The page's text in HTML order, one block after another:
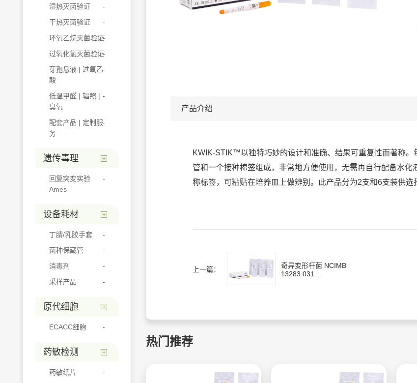
湿热灭菌验证
干热灭菌验证
环氧乙烷灭菌验证
过氧化氢灭菌验证
芽孢悬液 | 过氧乙
酸
低温甲醛 | 辐照 |
臭氧
配套产品 | 定制服
务
遗传毒理
回复突变实验
Ames
设备耗材
丁腈/乳胶手套
菌种保藏管
消毒剂
采样产品
原代细胞
ECACC细胞
药敏检测
药敏纸片
产品介绍
KWIK-STIK™以独特巧妙的设计和准确、结果可重复性而著称
管和一个接种棉签组成，非常地方便使用，无需再自行配备水
称标签，可粘贴在培养皿上做辨别。此产品分为2支和6支装供选
上一篇：
奇异变形杆菌 NCIMB
13283 031...
热门推荐